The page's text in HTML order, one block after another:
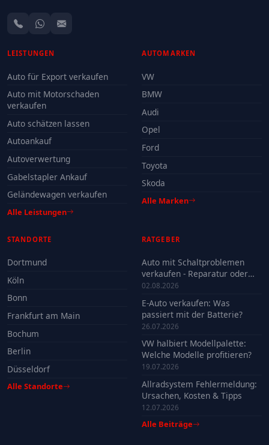
LEISTUNGEN
Auto für Export verkaufen
Auto mit Motorschaden
verkaufen
Auto schätzen lassen
Autoankauf
Autoverwertung
Gabelstapler Ankauf
Geländewagen verkaufen
Alle Leistungen
AUTOMARKEN
VW
BMW
Audi
Opel
Ford
Toyota
Skoda
Alle Marken
STANDORTE
Dortmund
Köln
Bonn
Frankfurt am Main
Bochum
Berlin
Düsseldorf
Alle Standorte
RATGEBER
Auto mit Schaltproblemen
verkaufen - Reparatur oder
Verkauf?
02.08.2026
E-Auto verkaufen: Was
passiert mit der Batterie?
26.07.2026
VW halbiert Modellpalette:
Welche Modelle profitieren?
19.07.2026
Allradsystem Fehlermeldung:
Ursachen, Kosten & Tipps
12.07.2026
Alle Beiträge